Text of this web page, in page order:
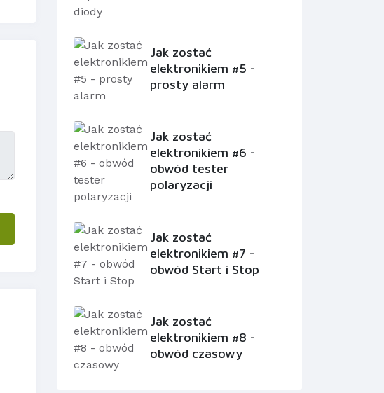
Jak zostać
elektronikiem #5 -
prosty alarm
Jak zostać
elektronikiem #6 -
obwód tester
polaryzacji
Jak zostać
elektronikiem #7 -
obwód Start i Stop
Jak zostać
elektronikiem #8 -
obwód czasowy